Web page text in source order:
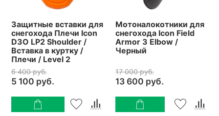
Защитные вставки для
снегохода Плечи Icon
D3O LP2 Shoulder /
Вставка в куртку /
Плечи / Level 2
6 400 руб.
5 100 руб.
Мотоналокотники для
снегохода Icon Field
Armor 3 Elbow /
Черный
17 000 руб.
13 600 руб.